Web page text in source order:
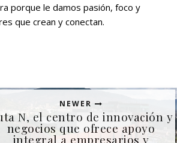
porque le damos pasión, foco y
que crean y conectan.
NEWER
N, el centro de innovación y
negocios que ofrece apoyo
integral a empresarios y